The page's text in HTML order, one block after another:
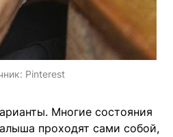
Pinterest
Многие состояния
проходят сами собой,